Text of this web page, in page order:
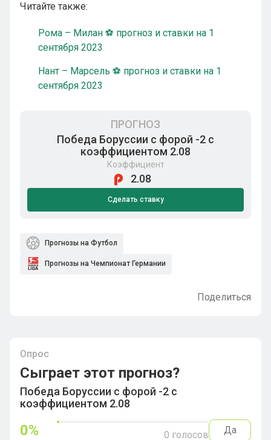
Читайте также:
Рома – Милан ⚽ прогноз и ставки на 1
сентября 2023
Нант – Марсель ⚽ прогноз и ставки на 1
сентября 2023
ПРОГНОЗ
Победа Боруссии с форой -2 с
коэффициентом 2.08
Коэффициент
2.08
Сделать ставку
Прогнозы на Футбол
Прогнозы на Чемпионат Германии
Поделиться
Опрос
Сыграет этот прогноз?
Победа Боруссии с форой -2 с
коэффициентом 2.08
0% 0 голосов Да